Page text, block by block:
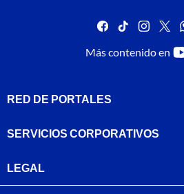
facebook
tiktok
Más contenido en
RED DE PORTALES
SERVICIOS CORPORATIVOS
LEGAL